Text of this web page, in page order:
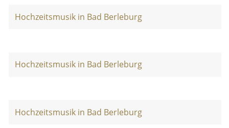
Hochzeitsmusik in Bad Berleburg
Hochzeitsmusik in Bad Berleburg
Hochzeitsmusik in Bad Berleburg